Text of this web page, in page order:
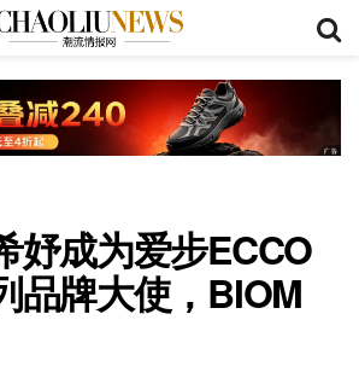
妤成为爱步ECCO
品牌大使，BIOM